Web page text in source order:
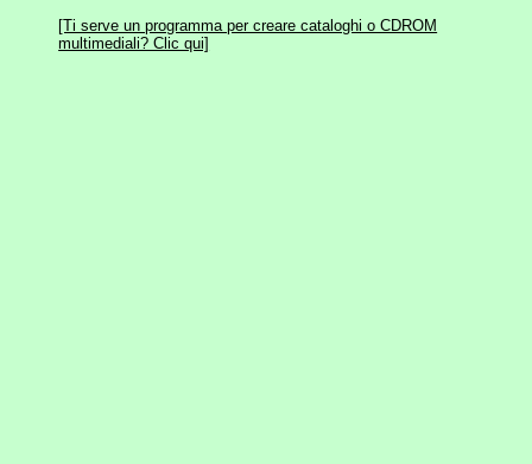
[Ti serve un programma per creare cataloghi o CDROM
multimediali? Clic qui]